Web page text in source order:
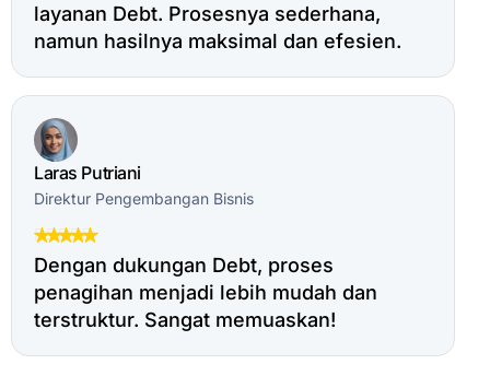
layanan Debt. Prosesnya sederhana,
namun hasilnya maksimal dan efesien.
Laras Putriani
Direktur Pengembangan Bisnis
Dengan dukungan Debt, proses
penagihan menjadi lebih mudah dan
terstruktur. Sangat memuaskan!